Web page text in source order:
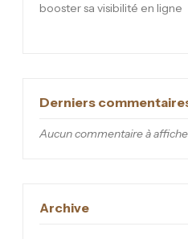
booster sa visibilité en ligne
Derniers
Aucun commentaire à
Archive